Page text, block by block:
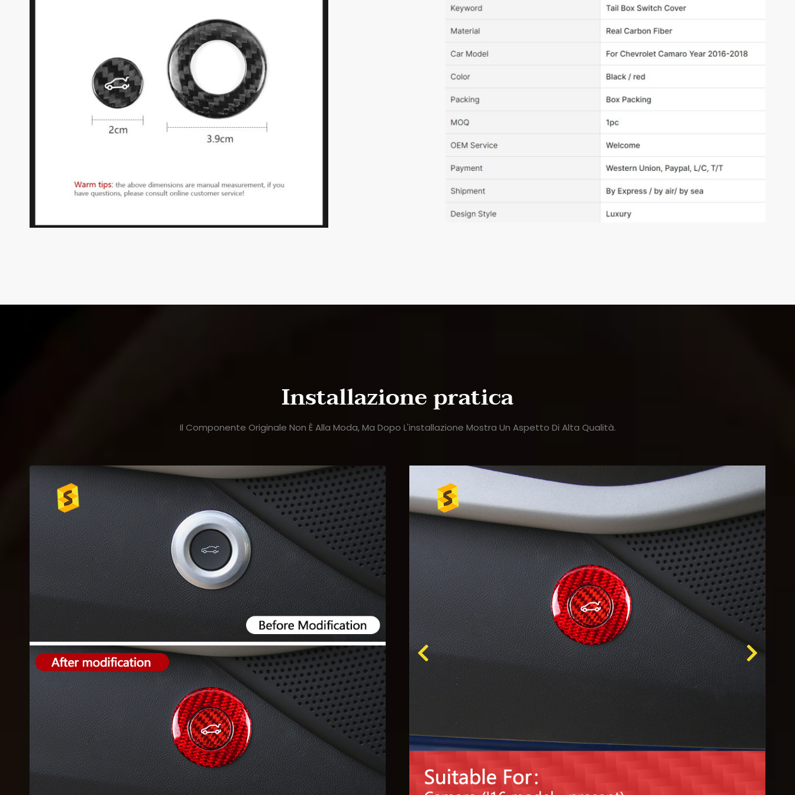
Installazione pratica
Il Componente Originale Non È Alla Moda, Ma Dopo L'installazione Mostra Un Aspetto Di Alta Qualità.